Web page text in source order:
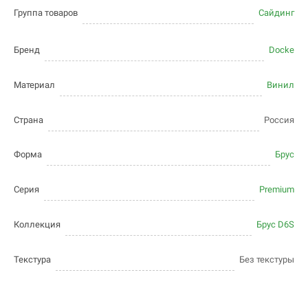
Группа товаров Сайдинг
Бренд Docke
Материал Винил
Страна Россия
Форма Брус
Серия Premium
Коллекция Брус D6S
Текстура Без текстуры